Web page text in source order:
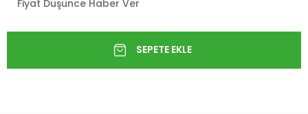
Fiyat Düşünce Haber Ver